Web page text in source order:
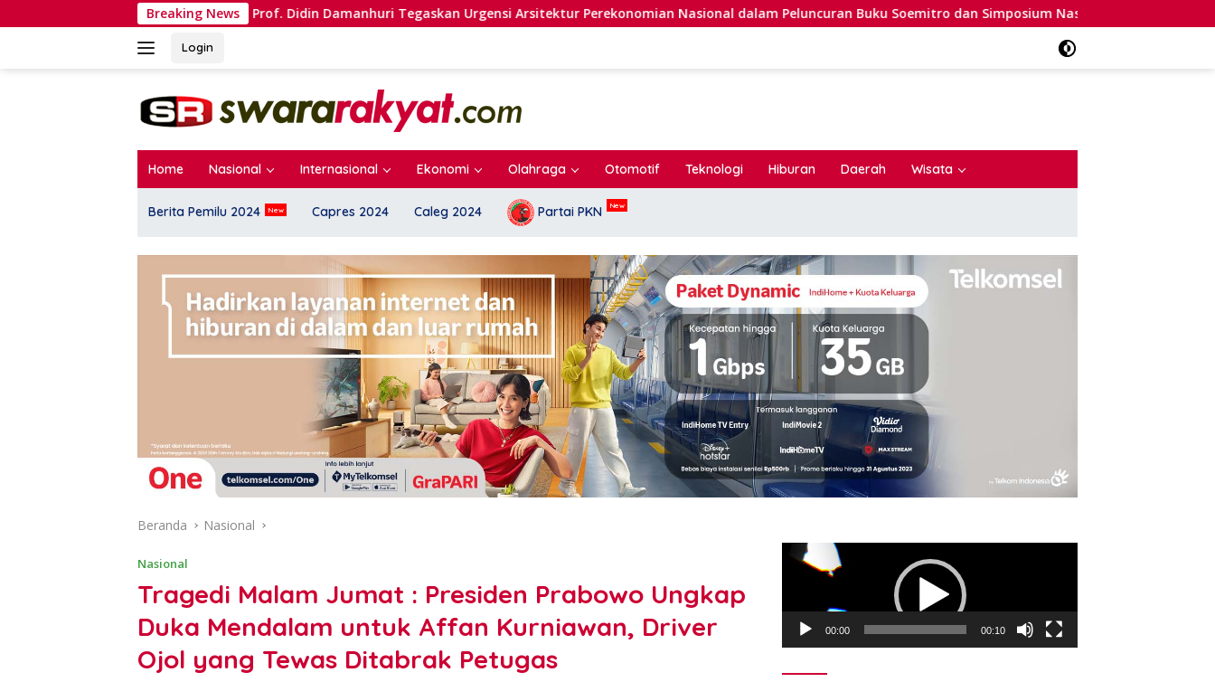
ke
Breaking News
Prof. Didin Damanhuri Tegaskan Urgensi Arsitektur Perekonomian Nasional dalam Peluncuran Buku Soemitro dan Simposium Nasional AMAL: Pernyataan
Login
Home Nasional Internasional Ekonomi Olahraga Otomotif Teknologi Hiburan Daerah Wisata
Berita Pemilu 2024 Capres 2024 Caleg 2024 Partai PKN
Beranda Nasional
Nasional
Tragedi Malam Jumat : Presiden Prabowo Ungkap
Duka Mendalam untuk Affan Kurniawan, Driver
Ojol yang Tewas Ditabrak Petugas
Pemutar
Video
00:00 00:10